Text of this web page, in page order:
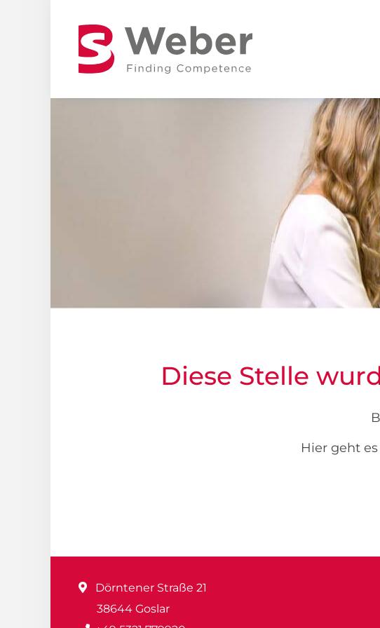
Diese Stelle
Hier geht
Dörntener Straße 21
38644 Goslar